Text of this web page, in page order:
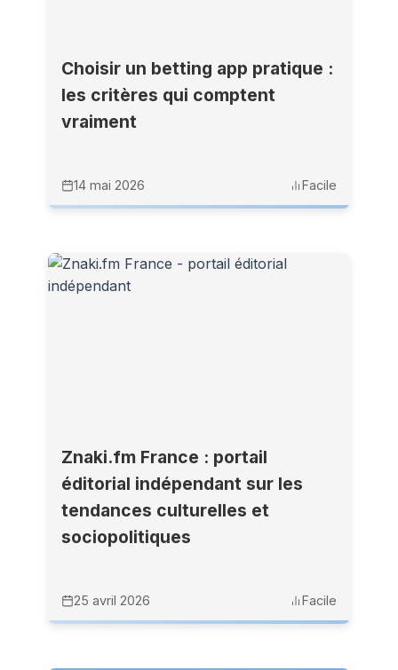
Choisir un betting app pratique :
les critères qui comptent
vraiment
14 mai 2026 Facile
Znaki.fm France : portail
éditorial indépendant sur les
tendances culturelles et
sociopolitiques
25 avril 2026 Facile